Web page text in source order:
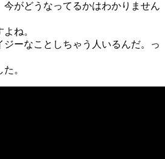
今がどうなってるかはわかりません
ね。
ジーなことしちゃう人いるんだ。っ
。